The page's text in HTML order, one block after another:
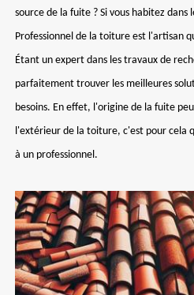
source de la fuite ? Si vous habitez dans
Professionnel de la toiture est l'artisan
Étant un expert dans les travaux de
parfaitement trouver les meilleures
besoins. En effet, l'origine de la fuite
l'extérieur de la toiture, c'est pour cela
à un professionnel.